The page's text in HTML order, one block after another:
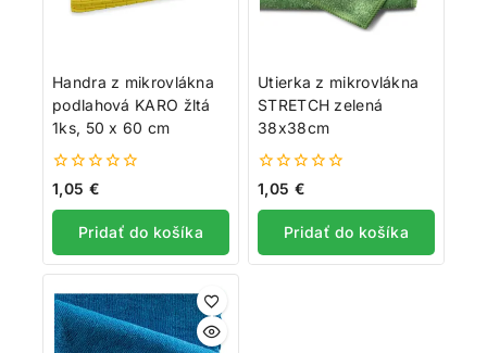
Handra z mikrovlákna
podlahová KARO žltá
1ks, 50 x 60 cm
0
5
1,05 €
Pridať do košíka
Utierka z mikrovlákna
STRETCH zelená
38x38cm
0
5
1,05 €
Pridať do košíka